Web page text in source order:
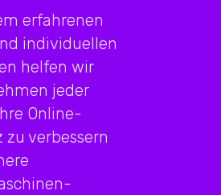
erfahrenen
individuellen
helfen wir
jeder
Online-
zu verbessern